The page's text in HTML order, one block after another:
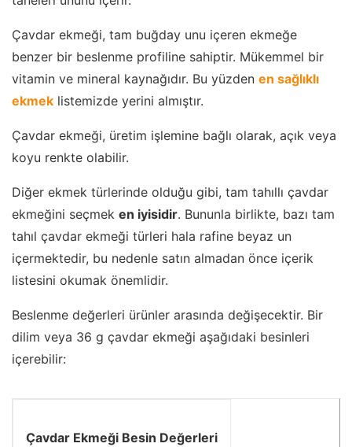
Çavdar ekmeği, tam buğday unu içeren ekmeğe
benzer bir beslenme profiline sahiptir. Mükemmel bir
vitamin ve mineral kaynağıdır. Bu yüzden en sağlıklı
ekmek listemizde yerini almıştır.
Çavdar ekmeği, üretim işlemine bağlı olarak, açık veya
koyu renkte olabilir.
Diğer ekmek türlerinde olduğu gibi, tam tahıllı çavdar
ekmeğini seçmek en iyisidir. Bununla birlikte, bazı tam
tahıl çavdar ekmeği türleri hala rafine beyaz un
içermektedir, bu nedenle satın almadan önce içerik
listesini okumak önemlidir.
Beslenme değerleri ürünler arasında değişecektir. Bir
dilim veya 36 g çavdar ekmeği aşağıdaki besinleri
içerebilir:
Çavdar Ekmeği Besin Değerleri